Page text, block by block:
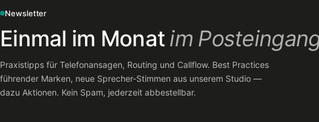
Newsletter
Einmal im Monatim
Praxistipps für Telefonansagen, Routing und Callflow. Best Practices
führender Marken, neue Sprecher-Stimmen aus unserem Studio —
dazu Aktionen. Kein Spam, jederzeit abbestellbar.